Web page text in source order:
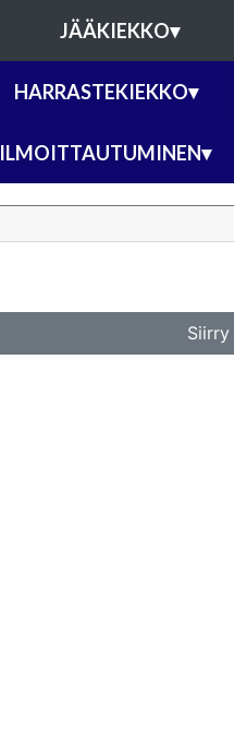
JÄÄKIEKKO▾
HARRASTEKIEKKO▾
ILMOITTAUTUMINEN▾